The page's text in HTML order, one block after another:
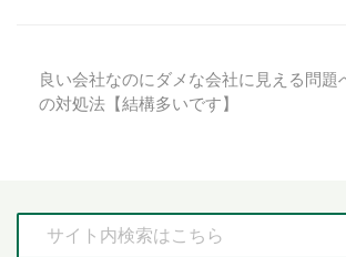
良い会社なのにダメな会社に見える問題
の対処法【結構多いです】